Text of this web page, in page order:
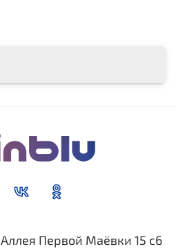
Аллея Первой Маёвки 15 с6